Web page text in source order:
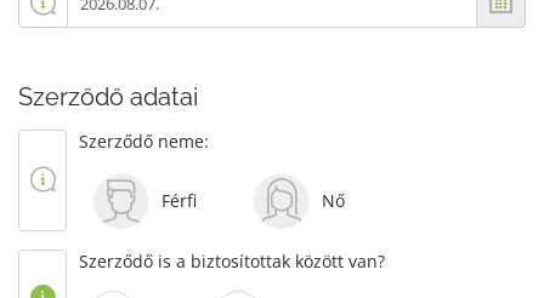
Szerződő adatai
Szerződő neme:
Férfi Nő
Szerződő is a biztosítottak között van?